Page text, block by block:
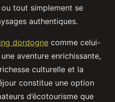
tout simplement se
authentiques.
dordogne comme celui-
aventure enrichissante,
culturelle et la
constitue une option
d’écotourisme que